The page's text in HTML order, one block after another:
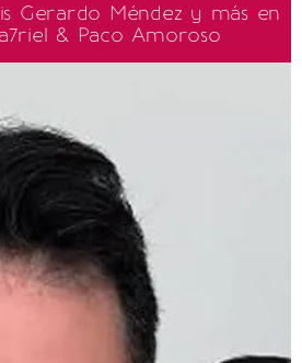
Gerardo Méndez y más en
& Paco Amoroso